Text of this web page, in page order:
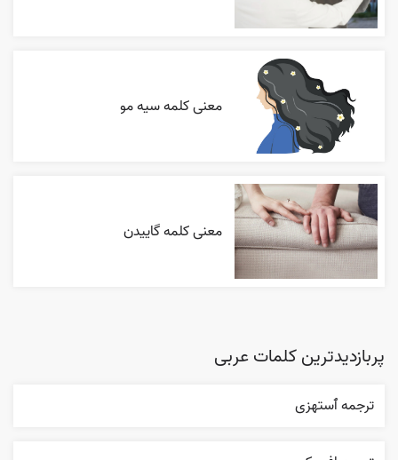
معنی کلمه سیه مو
معنی کلمه گاییدن
پربازدیدترین کلمات عربی
ترجمه ٱستهزی